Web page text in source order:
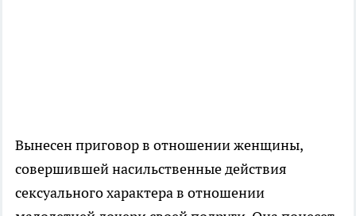
Вынесен приговор в отношении женщины,
совершившей насильственные действия
сексуального характера в отношении